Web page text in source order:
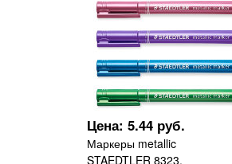
Цена: 5.44 руб.
Маркеры metallic
STAEDTLER 8323.